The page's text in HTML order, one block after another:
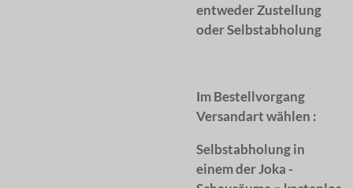
entweder Zustellung
oder Selbstabholung
Im Bestellvorgang
Versandart wählen :
Selbstabholung in
einem der Joka -